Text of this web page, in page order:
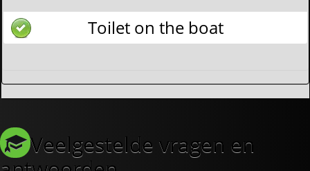
Toilet on the boat
Veelgestelde vragen en